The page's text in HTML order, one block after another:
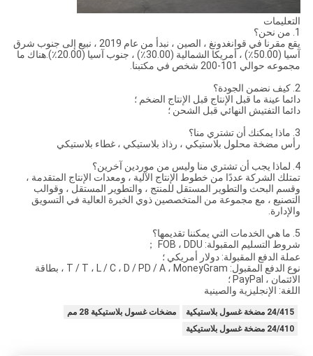
يقع مقرنا في قوانغدونغ ، الصين ، نبدأ من عام 2019 ، نبيع إلى جنوب شرق
آسيا (50.00٪) ، أمريكا الشمالية (30.00٪) ، جنوب آسيا (20.00٪).هناك ما
الضخم ؛
؛
بلاستيكي ، غطاء بلاستيكي
الآلية ، ومعدات الإنتاج المتقدمة ،
للمنتج ، والتطوير المستقل ، وقوالب
ذوي الخبرة العالية في التسويق
؛
نوع الدفع المقبول: T / T ، L / C ، D / PD / A ، MoneyGram ، بطاقة
مضخات غسول بلاستيكية 28 مم